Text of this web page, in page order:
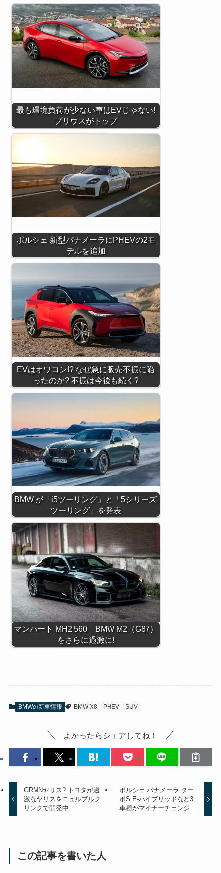
最も環境負荷が少ない車はEVじゃない!
プリウスがトップ
ポルシェ 新型パナメーラにPHEVの2モ
デルを追加
EVはオワコン!? なぜ急に販売不振に陥
ったのか? 不振は今後も続く?
BMW が「i5ツーリング」と「5シリーズ
ツーリング」を発表
マンハート MH2 560 BMW M2（G87）
をさらに過激に!
BMWの新車情報 BMW X8 PHEV SUV
よかったらシェアしてね！
GRMNヤリス? トヨタが過
激なヤリスをニュルブルク
リンクで開発中
ポルシェ パナメーラ ター
ボS E-ハイブリッドなど3
車種がマイナーチェンジ
この記事を書いた人